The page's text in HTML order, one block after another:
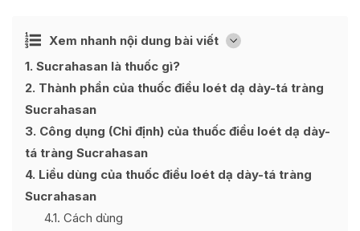
Xem nhanh nội dung bài viết [
Ẩn
1 Sucrahasan là thuốc gì?
2 Thành phần của thuốc điều loét dạ dày-tá tràng
Sucrahasan
3 Công dụng (Chỉ định) của thuốc điều loét dạ dày-
tá tràng Sucrahasan
4 Liều dùng của thuốc điều loét dạ dày-tá tràng
Sucrahasan
4.1 Cách dùng